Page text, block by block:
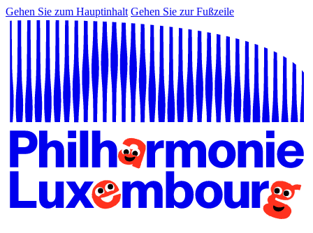
Gehen Sie zum Hauptinhalt Gehen Sie zur Fußzeile